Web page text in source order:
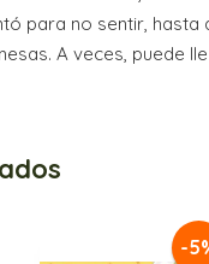
para no sentir,
A veces, puede
-